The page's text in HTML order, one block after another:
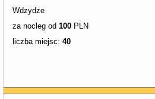
Wdzydze
za nocleg od 100 PLN
liczba miejsc: 40